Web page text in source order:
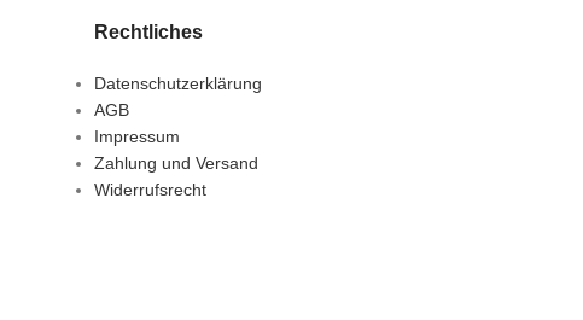
Rechtliches
Datenschutzerklärung
AGB
Impressum
Zahlung und Versand
Widerrufsrecht